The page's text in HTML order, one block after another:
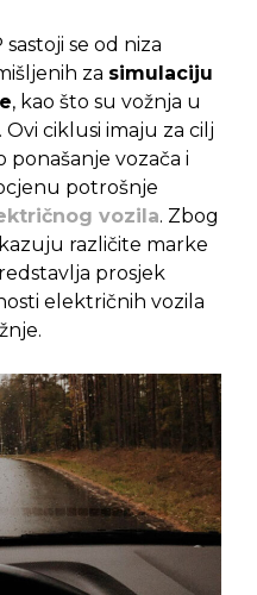
se od niza
za simulaciju
, kao što su vožnja u
ciklusi imaju za cilj
ponašanje vozača i
potrošnje
vozila. Zbog
različite marke
prosjek
električnih vozila